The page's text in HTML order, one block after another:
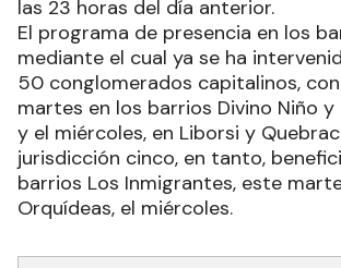
las 23 horas del día anterior.
El programa de presencia en los
mediante el cual ya se ha
50 conglomerados capitalinos,
martes en los barrios Divino Niño y
y el miércoles, en Liborsi y
jurisdicción cinco, en tanto,
barrios Los Inmigrantes, este
Orquídeas, el miércoles.